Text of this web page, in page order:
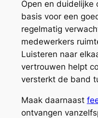
Open en duidelijke
basis voor een
regelmatig
medewerkers
Luisteren naar
vertrouwen helpt
versterkt de band
Maak daarnaast
ontvangen